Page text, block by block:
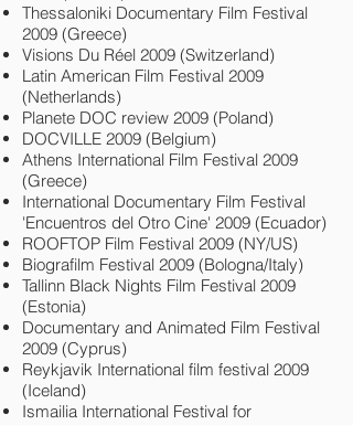
Thessaloniki Documentary Film Festival
2009 (Greece)
Visions Du Réel 2009 (Switzerland)
Latin American Film Festival 2009
(Netherlands)
Planete DOC review 2009 (Poland)
DOCVILLE 2009 (Belgium)
Athens International Film Festival 2009
(Greece)
International Documentary Film Festival
'Encuentros del Otro Cine' 2009 (Ecuador)
ROOFTOP Film Festival 2009 (NY/US)
Biografilm Festival 2009 (Bologna/Italy)
Tallinn Black Nights Film Festival 2009
(Estonia)
Documentary and Animated Film Festival
2009 (Cyprus)
Reykjavik International film festival 2009
(Iceland)
Ismailia International Festival for